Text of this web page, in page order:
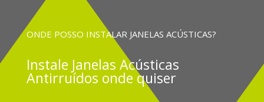
ONDE POSSO INSTALAR JANELAS ACÚSTICAS?
Instale Janelas Acústicas
Antirruídos onde quiser